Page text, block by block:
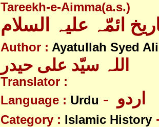
Tareekh-e-Aimma(a.s.)
ائمّہ علیہ السلام
Author : Ayatullah Syed
اللہ سیّد علی حیدر
Translator :
Language : Urdu
Category : Islamic History